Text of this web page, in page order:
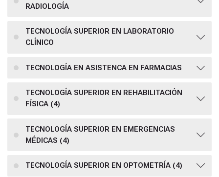
RADIOLOGÍA
TECNOLOGÍA SUPERIOR EN LABORATORIO
CLÍNICO
TECNOLOGÍA EN ASISTENCA EN FARMACIAS
TECNOLOGÍA SUPERIOR EN REHABILITACIÓN
FÍSICA (4)
TECNOLOGÍA SUPERIOR EN EMERGENCIAS
MÉDICAS (4)
TECNOLOGÍA SUPERIOR EN OPTOMETRÍA (4)